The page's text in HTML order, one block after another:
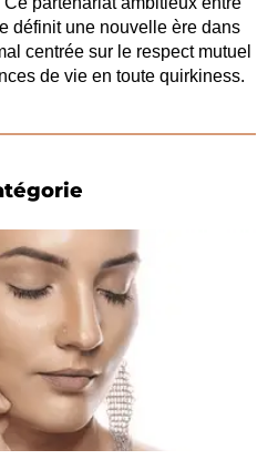
définit une nouvelle ère dans
centrée sur le respect mutuel
de vie en toute quirkiness.